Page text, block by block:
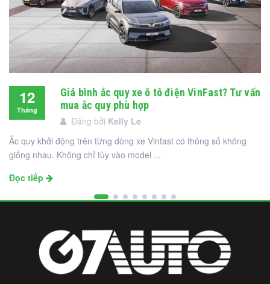
12
Tháng
Giá bình ắc quy xe ô tô điện VinFast? Tư vấn
mua ắc quy phù hợp
Đăng bởi Kelly Le
Ắc quy khởi động trên từng dòng xe Vinfast có thông số không
giống nhau. Không chỉ tùy vào model ...
Đọc tiếp